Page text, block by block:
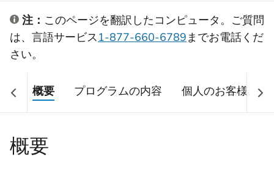
注： このページを翻訳したコンピュータ。ご質問
は、言語サービス1-877-660-6789までお電話くだ
さい。
概要 プログラムの内容 個人のお客様
概要